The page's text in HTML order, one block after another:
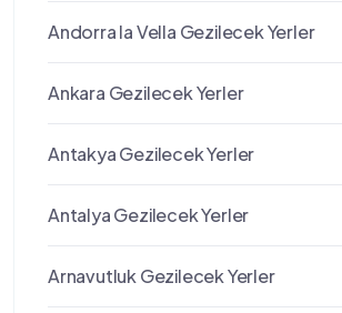
Andorra la Vella Gezilecek Yerler
Ankara Gezilecek Yerler
Antakya Gezilecek Yerler
Antalya Gezilecek Yerler
Arnavutluk Gezilecek Yerler